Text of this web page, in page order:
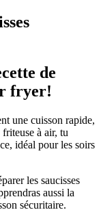
de
fryer!
une cuisson rapide,
à air, tu
idéal pour les soirs
les saucisses
aussi la
sécuritaire.